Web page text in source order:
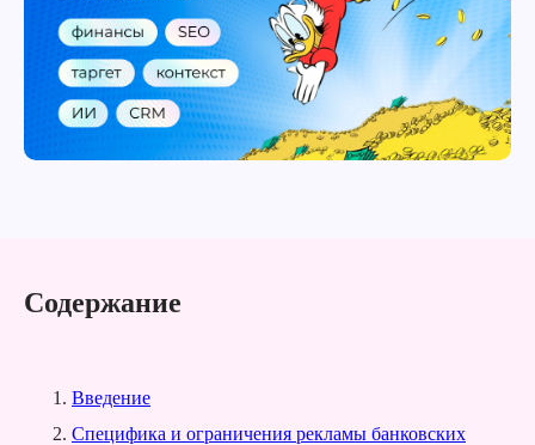
Содержание
Введение
Специфика и ограничения рекламы банковских